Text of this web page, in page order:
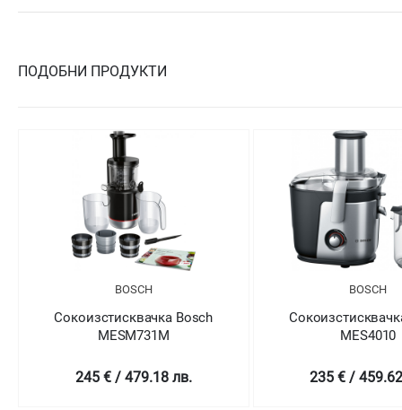
ПОДОБНИ ПРОДУКТИ
BOSCH
Сокоизстисквачка Bosch
MESM731M
245 € / 479.18 лв.
BOSCH
MES4010
235 € /